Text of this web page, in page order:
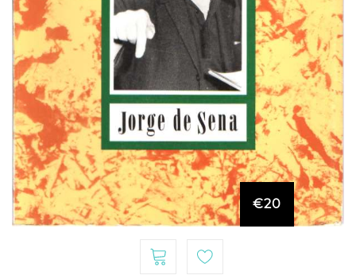
€20